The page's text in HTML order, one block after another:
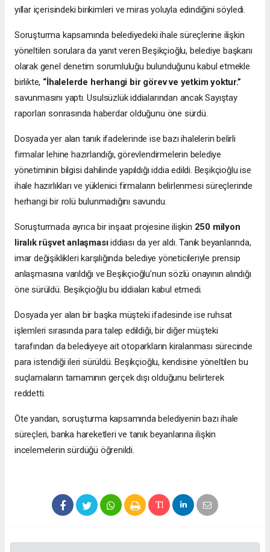
yıllar içerisindeki birikimleri ve miras yoluyla edindiğini söyledi.
Soruşturma kapsamında belediyedeki ihale süreçlerine ilişkin
yöneltilen sorulara da yanıt veren Beşikçioğlu, belediye başkanı
olarak genel denetim sorumluluğu bulunduğunu kabul etmekle
birlikte, “İhalelerde herhangi bir görev ve yetkim yoktur.”
savunmasını yaptı. Usulsüzlük iddialarından ancak Sayıştay
raporları sonrasında haberdar olduğunu öne sürdü.
Dosyada yer alan tanık ifadelerinde ise bazı ihalelerin belirli
firmalar lehine hazırlandığı, görevlendirmelerin belediye
yönetiminin bilgisi dahilinde yapıldığı iddia edildi. Beşikçioğlu ise
ihale hazırlıkları ve yüklenici firmaların belirlenmesi süreçlerinde
herhangi bir rolü bulunmadığını savundu.
Soruşturmada ayrıca bir inşaat projesine ilişkin 250 milyon
liralık rüşvet anlaşmasıiddiası da yer aldı. Tanık beyanlarında,
imar değişiklikleri karşılığında belediye yöneticileriyle prensip
anlaşmasına varıldığı ve Beşikçioğlu’nun sözlü onayının alındığı
öne sürüldü. Beşikçioğlu bu iddiaları kabul etmedi.
Dosyada yer alan bir başka müşteki ifadesinde ise ruhsat
işlemleri sırasında para talep edildiği, bir diğer müşteki
tarafından da belediyeye ait otoparkların kiralanması sürecinde
para istendiği ileri sürüldü. Beşikçioğlu, kendisine yöneltilen bu
suçlamaların tamamının gerçek dışı olduğunu belirterek
reddetti.
Öte yandan, soruşturma kapsamında belediyenin bazı ihale
süreçleri, banka hareketleri ve tanık beyanlarına ilişkin
incelemelerin sürdüğü öğrenildi.